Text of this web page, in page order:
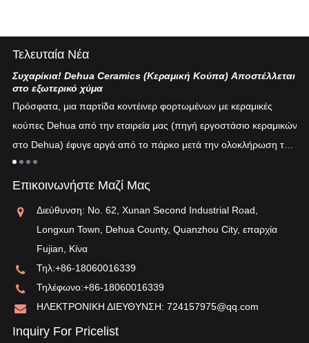
Τελευταία Νέα
Συχαρίκια! Dehua Ceramics (Κεραμική Κούπα) Αποστέλλεται
στο εξωτερικό χύμα
Πρόσφατα, μια παρτίδα κοντέινερ φορτωμένων με κεραμικές
κούπες Dehua από την εταιρεία μας (πηγή εργοστάσιο κεραμικών
στο Dehua) έφυγε αργά από το πάρκο μετά την ολοκλήρωση του
εκτελωνισμού...
Επικοινωνήστε Μαζί Μας
Διεύθυνση: No. 62, Xunan Second Industrial Road,
Longxun Town, Dehua County, Quanzhou City, επαρχία
Fujian, Κίνα
Τηλ:+86-18060016339
Τηλέφωνο:+86-18060016339
ΗΛΕΚΤΡΟΝΙΚΗ ΔΙΕΥΘΥΝΣΗ: 724157975@qq.com
Inquiry For Pricelist